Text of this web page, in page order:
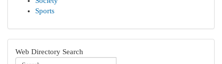
Sports
Web Directory Search